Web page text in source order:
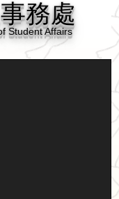
務處
Student Affairs